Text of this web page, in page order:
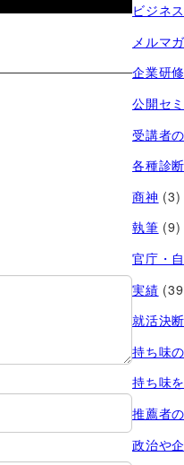
ビジネ
メルマガ
企業研
公開セ
受講者
各種診断
商神 (3)
執筆 (9)
官庁・
実績
就活決
持ち味
持ち味
推薦者
政治や